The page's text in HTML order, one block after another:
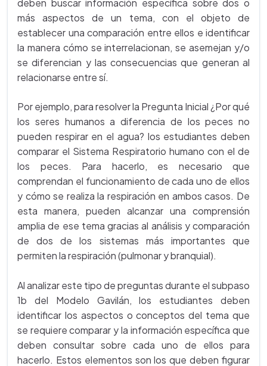
deben buscar información específica sobre dos o
más aspectos de un tema, con el objeto de
establecer una comparación entre ellos e identificar
la manera cómo se interrelacionan, se asemejan y/o
se diferencian y las consecuencias que generan al
relacionarse entre sí.
Por ejemplo, para resolver la Pregunta Inicial ¿Por qué
los seres humanos a diferencia de los peces no
pueden respirar en el agua? los estudiantes deben
comparar el Sistema Respiratorio humano con el de
los peces. Para hacerlo, es necesario que
comprendan el funcionamiento de cada uno de ellos
y cómo se realiza la respiración en ambos casos. De
esta manera, pueden alcanzar una comprensión
amplia de ese tema gracias al análisis y comparación
de dos de los sistemas más importantes que
permiten la respiración (pulmonar y branquial).
Al analizar este tipo de preguntas durante el subpaso
1b del Modelo Gavilán, los estudiantes deben
identificar los aspectos o conceptos del tema que
se requiere comparar y la información específica que
deben consultar sobre cada uno de ellos para
hacerlo. Estos elementos son los que deben figurar